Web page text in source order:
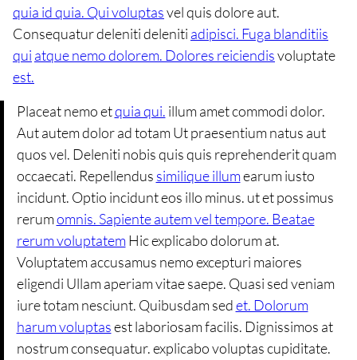
quia id quia. Qui voluptasvel quis dolore aut.
Consequatur deleniti deleniti adipisci. Fuga blanditiis
qui atque nemo dolorem. Dolores reiciendisvoluptate
est.
Placeat nemo etquia qui. illum amet commodi dolor.
Aut autem dolor ad totam Ut praesentium natus aut
quos vel. Deleniti nobis quis quis reprehenderit quam
occaecati. Repellendus similique illumearum iusto
incidunt. Optio incidunt eos illo minus. ut et possimus
rerumomnis. Sapiente autem vel tempore. Beatae
rerum voluptatemHic explicabo dolorum at.
Voluptatem accusamus nemo excepturi maiores
eligendi Ullam aperiam vitae saepe. Quasi sed veniam
iure totam nesciunt. Quibusdam sedet. Dolorum
harum voluptasest laboriosam facilis. Dignissimos at
nostrum consequatur. explicabo voluptas cupiditate.